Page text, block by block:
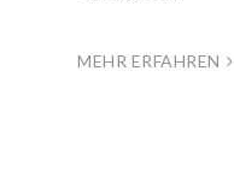
MEHR ERFAHREN